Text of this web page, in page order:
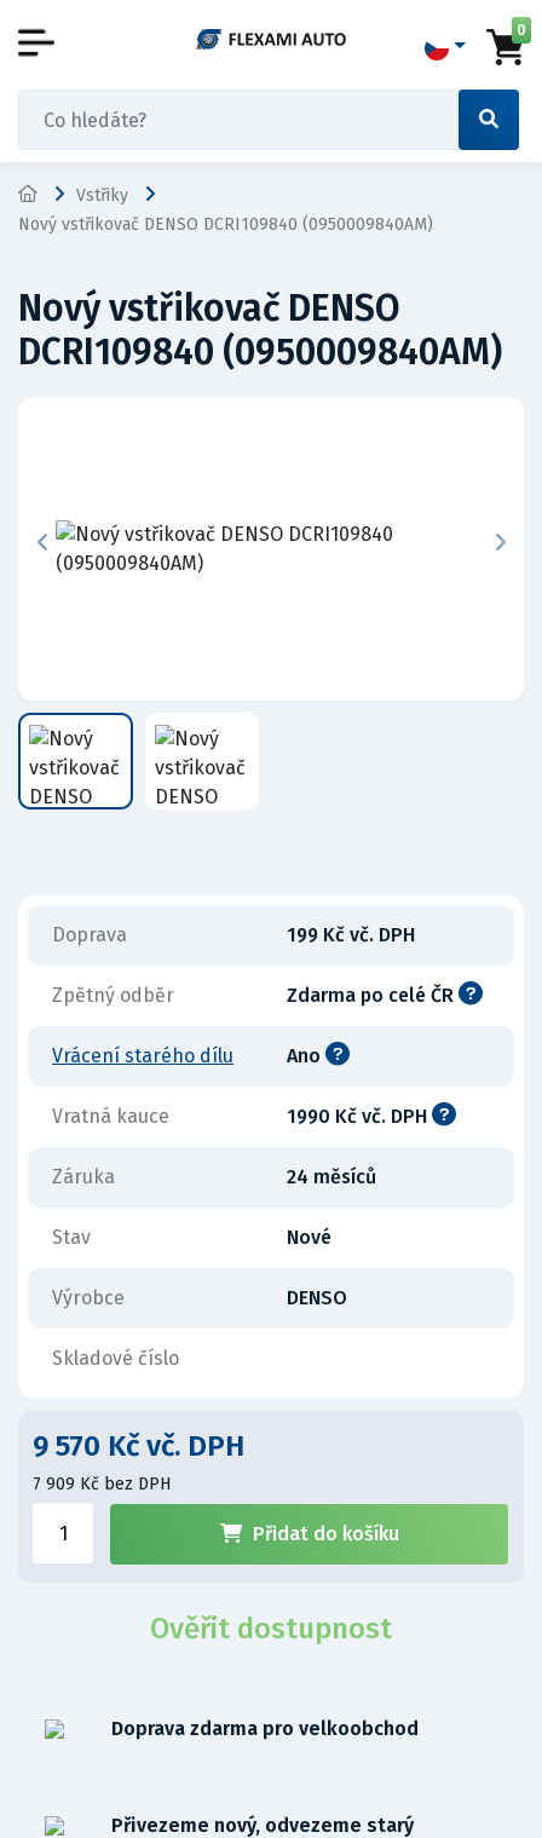
0
Vstřiky
Nový vstřikovač DENSO DCRI109840 (0950009840AM)
Nový vstřikovač DENSO
DCRI109840 (0950009840AM)
Doprava 199 Kč vč. DPH
Zpětný odběr Zdarma po celé ČR
Vrácení starého dílu Ano
Vratná kauce 1990 Kč vč. DPH
Záruka 24 měsíců
Stav Nové
Výrobce DENSO
Skladové číslo
9 570 Kč vč. DPH
7 909 Kč bez DPH
Přidat do košíku
Ověřit dostupnost
Doprava zdarma pro velkoobchod
Přivezeme nový, odvezeme starý